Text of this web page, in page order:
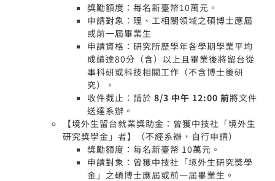
獎勵額度：每名新臺幣10萬元。
申請對象：理、工相關領域之碩博士應屆
或前一屆畢業生
申請資格：研究所歷學年各學期學業平均
成績達80分（含）以上且畢業後將留台從
事科研或科技相關工作（不含博士後研
究）。
收件截止：請於8/3 中午 12:00 前將文件
送達系辦。
【境外生留台就業獎助金：曾獲中技社「境外生
研究獎學金」者】（不經系辦，自行申請）
獎勵額度：每名新臺幣 10萬元。
申請對象：曾獲中技社「境外生研究獎學
金」之碩博士應屆或前一屆畢業生。